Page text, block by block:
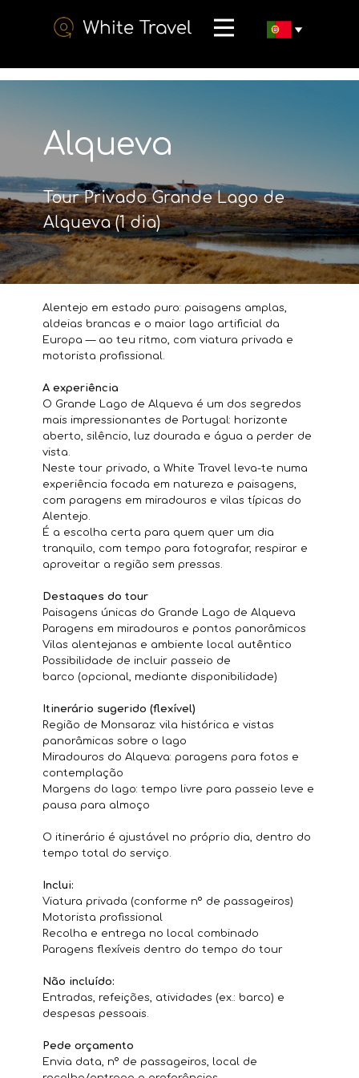
Alqueva
Tour Privado Grande Lago de
Alqueva (1 dia)
Alentejo em estado puro: paisagens amplas,
aldeias brancas e o maior lago artificial da
Europa — ao teu ritmo, com viatura privada e
motorista profissional.
A experiência
O Grande Lago de Alqueva é um dos segredos
mais impressionantes de Portugal: horizonte
aberto, silêncio, luz dourada e água a perder de
vista.
Neste tour privado, a White Travel leva-te numa
experiência focada em natureza e paisagens,
com paragens em miradouros e vilas típicas do
Alentejo.
É a escolha certa para quem quer um dia
tranquilo, com tempo para fotografar, respirar e
aproveitar a região sem pressas.
Destaques do tour
Paisagens únicas do Grande Lago de Alqueva
Paragens em miradouros e pontos panorâmicos
Vilas alentejanas e ambiente local autêntico
Possibilidade de incluir passeio de
barco (opcional, mediante disponibilidade)
Itinerário sugerido (flexível)
Região de Monsaraz: vila histórica e vistas
panorâmicas sobre o lago
Miradouros do Alqueva: paragens para fotos e
contemplação
Margens do lago: tempo livre para passeio leve e
pausa para almoço
O itinerário é ajustável no próprio dia, dentro do
tempo total do serviço.
Inclui:
Viatura privada (conforme nº de passageiros)
Motorista profissional
Recolha e entrega no local combinado
Paragens flexíveis dentro do tempo do tour
Não incluído:
Entradas, refeições, atividades (ex.: barco) e
despesas pessoais.
Pede orçamento
Envia data, nº de passageiros, local de